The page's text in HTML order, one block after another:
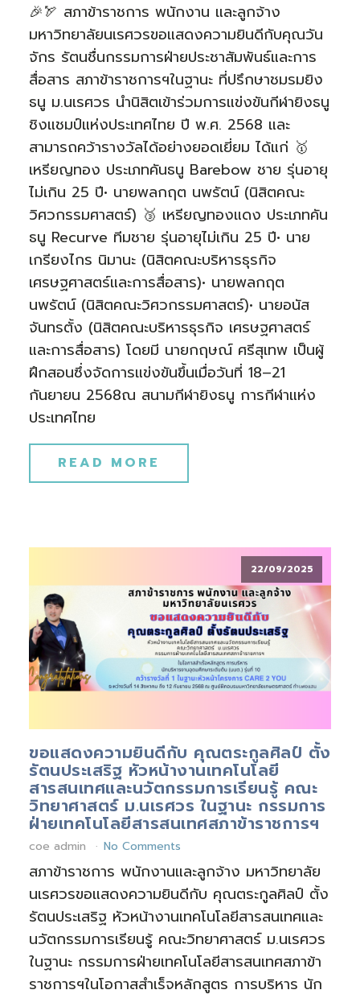
🎉🏹 สภาข้าราชการ พนักงาน และลูกจ้าง
มหาวิทยาลัยนเรศวรขอแสดงความยินดีกับคุณวัน
จักร รัตนชื่นกรรมการฝ่ายประชาสัมพันธ์และการ
สื่อสาร สภาข้าราชการฯในฐานะ ที่ปรึกษาชมรมยิง
ธนู ม.นเรศวร นำนิสิตเข้าร่วมการแข่งขันกีฬายิงธนู
ชิงแชมป์แห่งประเทศไทย ปี พ.ศ. 2568 และ
สามารถคว้ารางวัลได้อย่างยอดเยี่ยม ได้แก่ 🥇
เหรียญทอง ประเภทคันธนู Barebow ชาย รุ่นอายุ
ไม่เกิน 25 ปี• นายพลกฤต นพรัตน์ (นิสิตคณะ
วิศวกรรมศาสตร์) 🥉 เหรียญทองแดง ประเภทคัน
ธนู Recurve ทีมชาย รุ่นอายุไม่เกิน 25 ปี• นาย
เกรียงไกร นิมานะ (นิสิตคณะบริหารธุรกิจ
เศรษฐศาสตร์และการสื่อสาร)• นายพลกฤต
นพรัตน์ (นิสิตคณะวิศวกรรมศาสตร์)• นายอนัส
จันทรตั้ง (นิสิตคณะบริหารธุรกิจ เศรษฐศาสตร์
และการสื่อสาร) โดยมี นายกฤษณ์ ศรีสุเทพ เป็นผู้
ฝึกสอนซึ่งจัดการแข่งขันขึ้นเมื่อวันที่ 18–21
กันยายน 2568ณ สนามกีฬายิงธนู การกีฬาแห่ง
ประเทศไทย
READ MORE
22/09/2025
ขอแสดงความยินดีกับ คุณตระกูลศิลป์ ตั้ง
รัตนประเสริฐ หัวหน้างานเทคโนโลยี
สารสนเทศและนวัตกรรมการเรียนรู้ คณะ
วิทยาศาสตร์ ม.นเรศวร ในฐานะ กรรมการ
ฝ่ายเทคโนโลยีสารสนเทศสภาข้าราชการฯ
coe admin No Comments
สภาข้าราชการ พนักงานและลูกจ้าง มหาวิทยาลัย
นเรศวรขอแสดงความยินดีกับ คุณตระกูลศิลป์ ตั้ง
รัตนประเสริฐ หัวหน้างานเทคโนโลยีสารสนเทศและ
นวัตกรรมการเรียนรู้ คณะวิทยาศาสตร์ ม.นเรศวร
ในฐานะ กรรมการฝ่ายเทคโนโลยีสารสนเทศสภาข้า
ราชการฯในโอกาสสำเร็จหลักสูตร การบริหาร นัก